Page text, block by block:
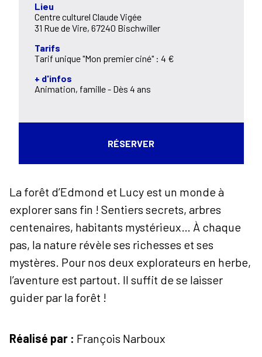
La forêt d’Edmond et Lucy est un monde à
explorer sans fin ! Sentiers secrets, arbres
centenaires, habitants mystérieux… À chaque
pas, la nature révèle ses richesses et ses
mystères. Pour nos deux explorateurs en herbe,
l’aventure est partout. Il suffit de se laisser
guider par la forêt !
Réalisé par : François Narboux
Lieu
Centre culturel Claude Vigée
31 Rue de Vire, 67240 Bischwiller
Tarifs
Tarif unique "Mon premier ciné" : 4 €
+ d'infos
Animation, famille - Dès 4 ans
RÉSERVER